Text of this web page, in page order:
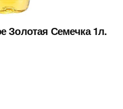
Золотая Семечка 1л.